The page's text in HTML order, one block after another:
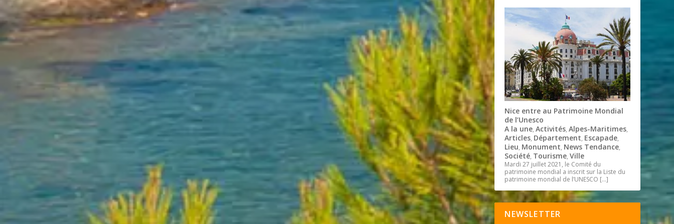
Nice entre au Patrimoine Mondial
de l’Unesco
A la une,Activités,Alpes-Maritimes,
Articles, Département, Escapade,
Lieu, Monument, News Tendance,
Société, Tourisme,Ville
Mardi 27 juillet 2021, le Comité du
patrimoine mondial a inscrit sur la Liste du
patrimoine mondial de l’UNESCO […]
NEWSLETTER